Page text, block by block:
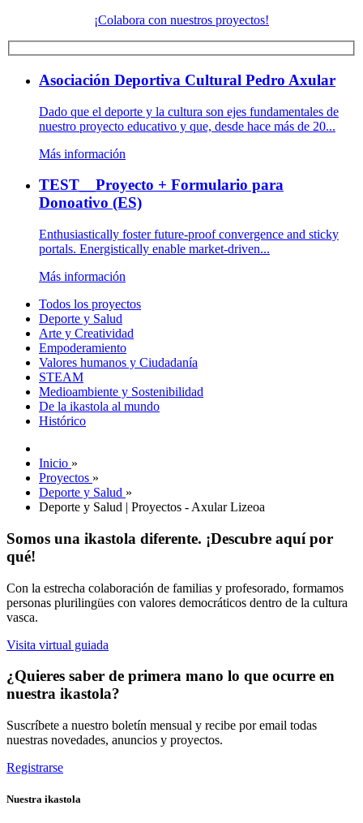
¡Colabora con nuestros proyectos!
Asociación Deportiva Cultural Pedro Axular
Dado que el deporte y la cultura son ejes fundamentales de
nuestro proyecto educativo y que, desde hace más de 20...
Más información
TEST__Proyecto + Formulario para
Donoativo (ES)
Enthusiastically foster future-proof convergence and sticky
portals. Energistically enable market-driven...
Más información
Todos los proyectos
Deporte y Salud
Arte y Creatividad
Empoderamiento
Valores humanos y Ciudadanía
STEAM
Medioambiente y Sostenibilidad
De la ikastola al mundo
Histórico
Inicio »
Proyectos »
Deporte y Salud »
Deporte y Salud | Proyectos - Axular Lizeoa
Somos una ikastola diferente. ¡Descubre aquí por
qué!
Con la estrecha colaboración de familias y profesorado, formamos
personas plurilingües con valores democráticos dentro de la cultura
vasca.
Visita virtual guiada
¿Quieres saber de primera mano lo que ocurre en
nuestra ikastola?
Suscríbete a nuestro boletín mensual y recibe por email todas
nuestras novedades, anuncios y proyectos.
Registrarse
Nuestra ikastola